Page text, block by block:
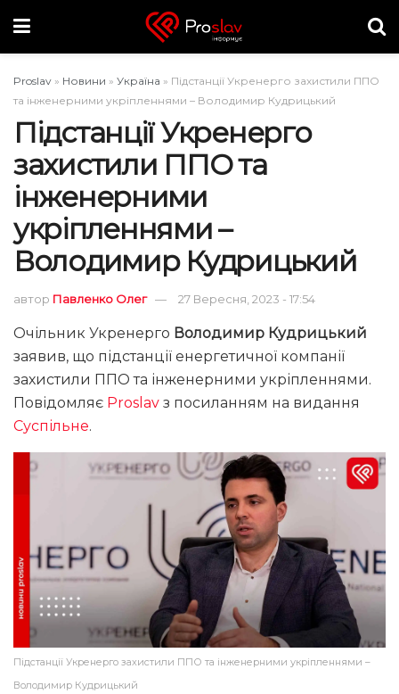
Proslav » Новини » Україна » Підстанції Укренерго захистили ППО
та інженерними укріпленнями – Володимир Кудрицький
Підстанції Укренерго
захистили ППО та
інженерними
укріпленнями –
Володимир Кудрицький
автор Павленко Олег 27 Вересня, 2023 - 17:54
Очільник Укренерго Володимир Кудрицький
заявив, що підстанції енергетичної компанії
захистили ППО та інженерними укріпленнями.
Повідомляє Proslav з посиланням на видання
Суспільне.
Підстанції Укренерго захистили ППО та інженерними укріпленнями –
Володимир Кудрицький